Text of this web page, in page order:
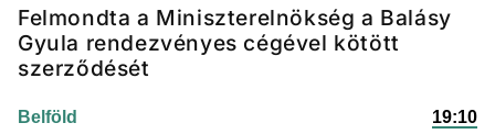
Felmondta a Miniszterelnökség a Balásy
Gyula rendezvényes cégével kötött
szerződését
Belföld 19:10